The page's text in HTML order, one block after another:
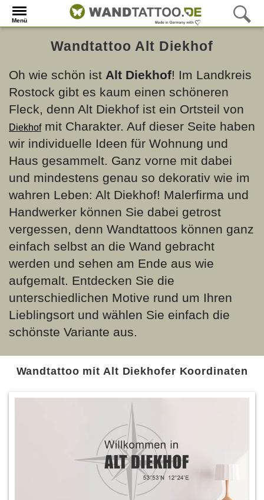
Menü
Wandtattoo Alt Diekhof
Oh wie schön ist Alt Diekhof! Im Landkreis
Rostock gibt es kaum einen schöneren
Fleck, denn Alt Diekhof ist ein Ortsteil von
Diekhofmit Charakter. Auf dieser Seite haben
wir individuelle Ideen für Wohnung und
Haus gesammelt. Ganz vorne mit dabei
und mindestens genau so dekorativ wie im
wahren Leben: Alt Diekhof! Malerfirma und
Handwerker können Sie dabei getrost
vergessen, denn Wandtattoos können ganz
einfach selbst an die Wand gebracht
werden und sehen am Ende aus wie
aufgemalt. Entdecken Sie die
unterschiedlichen Motive rund um Ihren
Lieblingsort und wählen Sie einfach die
schönste Variante aus.
Wandtattoo mit Alt Diekhofer Koordinaten